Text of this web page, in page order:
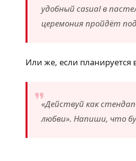
удобный casual в
церемония пройдёт
Или же, если планируется
«Действуй как
любви». Напиши, что